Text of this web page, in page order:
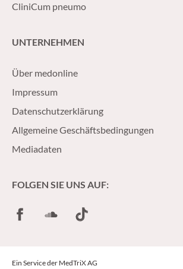
CliniCum pneumo
UNTERNEHMEN
Über medonline
Impressum
Datenschutzerklärung
Allgemeine Geschäftsbedingungen
Mediadaten
FOLGEN SIE UNS AUF:
FacebookSoundCloud
TikTok
Ein Service der MedTriX AG